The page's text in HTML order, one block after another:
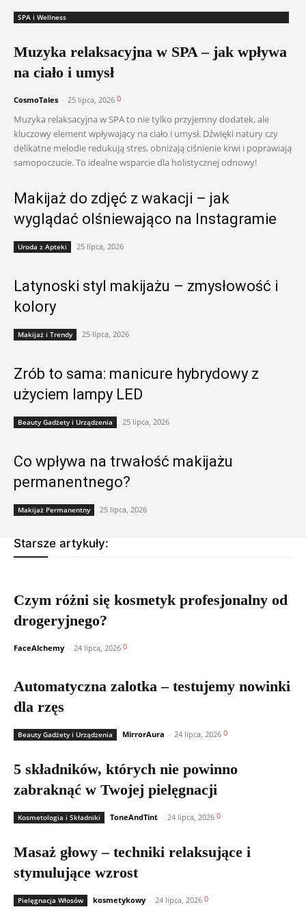
SPA i Wellness
Muzyka relaksacyjna w SPA – jak wpływa
na ciało i umysł
CosmoTales - 25 lipca, 2026 0
Muzyka relaksacyjna w SPA to nie tylko przyjemny dodatek, ale
kluczowy element wpływający na ciało i umysł. Dźwięki natury czy
delikatne melodie redukują stres, obniżają ciśnienie krwi i poprawiają
samopoczucie. To idealne wsparcie dla holistycznej odnowy!
Makijaż do zdjęć z wakacji – jak
wyglądać olśniewająco na Instagramie
Uroda z Apteki 25 lipca, 2026
Latynoski styl makijażu – zmysłowość i
kolory
Makijaż i Trendy 25 lipca, 2026
Zrób to sama: manicure hybrydowy z
użyciem lampy LED
Beauty Gadżety i Urządzenia 25 lipca, 2026
Co wpływa na trwałość makijażu
permanentnego?
Makijaż Permanentny 25 lipca, 2026
Starsze artykuły:
Czym różni się kosmetyk profesjonalny od
drogeryjnego?
FaceAlchemy - 24 lipca, 2026 0
Automatyczna zalotka – testujemy nowinki
dla rzęs
Beauty Gadżety i Urządzenia MirrorAura - 24 lipca, 2026 0
5 składników, których nie powinno
zabraknąć w Twojej pielęgnacji
Kosmetologia i Składniki ToneAndTint - 24 lipca, 2026 0
Masaż głowy – techniki relaksujące i
stymulujące wzrost
Pielęgnacja Włosów kosmetykowy - 24 lipca, 2026 0